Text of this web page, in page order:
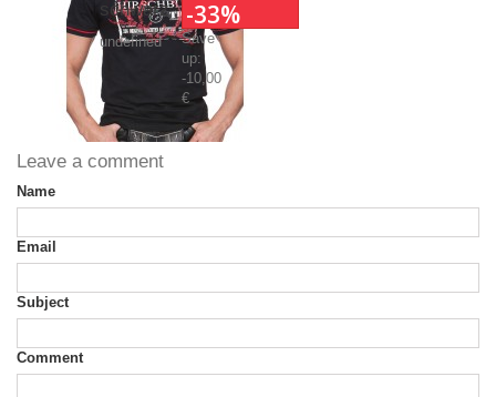
schwarz
undefined
-33%
Save
up:
-10,00
€
Leave a comment
Name
Email
Subject
Comment